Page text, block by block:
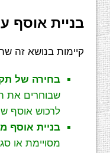
בניית אוסף
קיימות בנושא זה
בחירה של
שבוחרים את
לרכוש אוסף
בניית אוסף
מסויימת או